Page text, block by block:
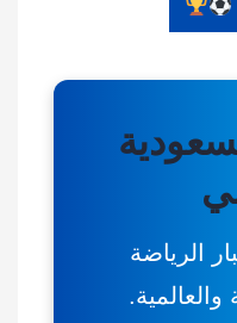
الرياضة
والعالمية.